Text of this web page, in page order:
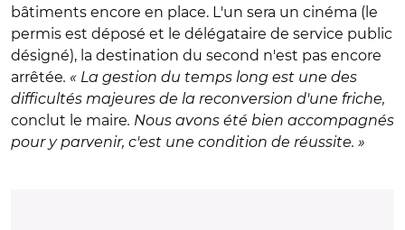
bâtiments encore en place. L'un sera un cinéma (le
permis est déposé et le délégataire de service public
désigné), la destination du second n'est pas encore
arrêtée. « La gestion du temps long est une des
difficultés majeures de la reconversion d'une friche,
conclut le maire. Nous avons été bien accompagnés
pour y parvenir, c'est une condition de réussite. »